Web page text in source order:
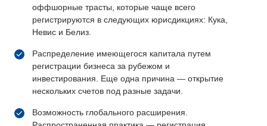
оффшорные трасты, которые чаще всего
регистрируются в следующих юрисдикциях: Кука,
Невис и Белиз.
Распределение имеющегося капитала путем
регистрации бизнеса за рубежом и
инвестирования. Еще одна причина — открытие
нескольких счетов под разные задачи.
Возможность глобального расширения.